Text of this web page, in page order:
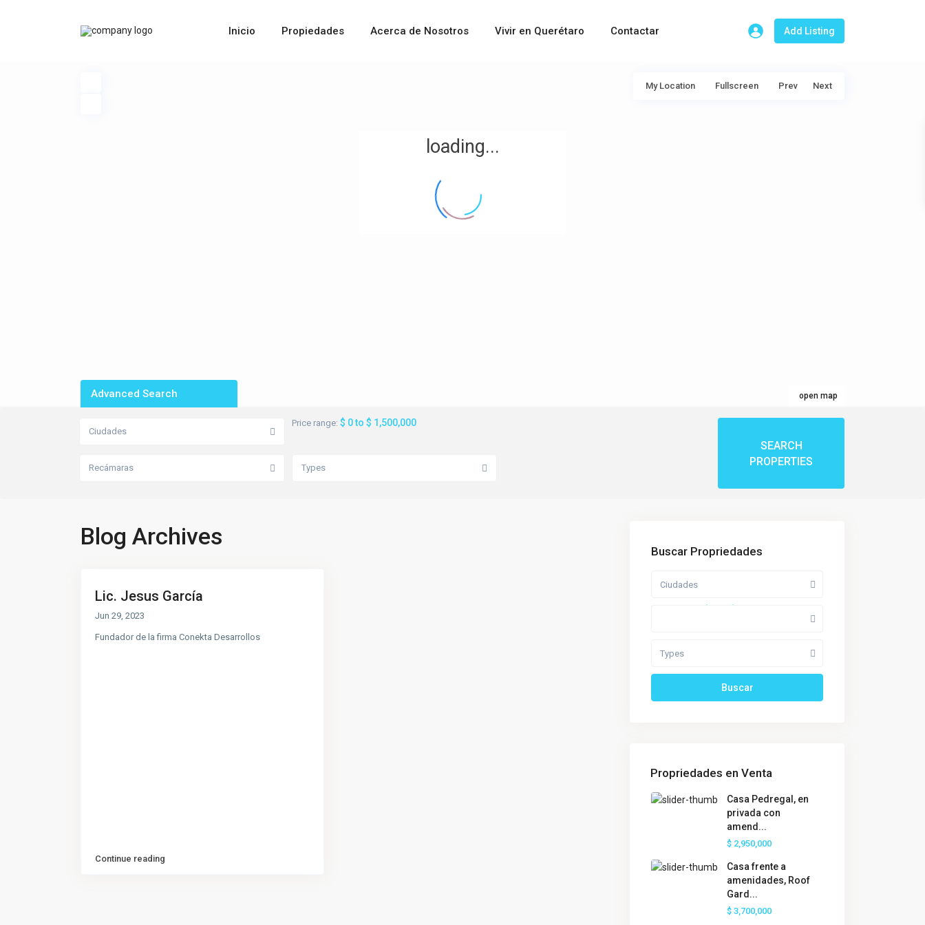
Inicio Propiedades Acerca de Nosotros Vivir en Querétaro Contactar Add Listing
loading...
open map
My Location Fullscreen Prev Next
Advanced Search
Ciudades
Price range: $ 0 to $ 1,500,000
Recámaras Types
Blog Archives
Lic. Jesus García
Jun 29, 2023
Fundador de la firma Conekta Desarrollos
Continue reading
Buscar Propriedades
Ciudades
Types
Buscar
Propriedades en Venta
Casa Pedregal, en
privada con
amend...
$ 2,950,000
Casa frente a
amenidades, Roof
Gard...
$ 3,700,000